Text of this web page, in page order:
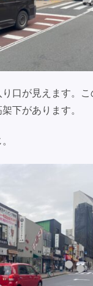
り口が見えます。
下があります。